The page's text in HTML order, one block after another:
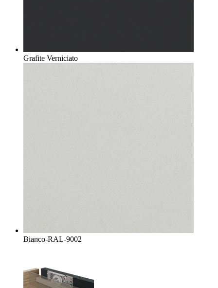
Grafite Verniciato
Bianco-RAL-9002